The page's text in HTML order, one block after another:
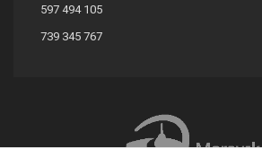
597 494 105
739 345 767